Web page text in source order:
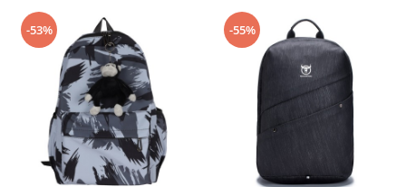
-53% -55%